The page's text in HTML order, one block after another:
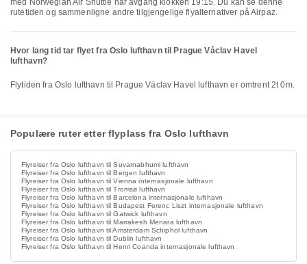
med Norwegian Air Shuttle har avgang klokken 19:15. Du kan se denne
rutetiden og sammenligne andre tilgjengelige flyalternativer på Airpaz.
Hvor lang tid tar flyet fra Oslo lufthavn til Prague Václav Havel
lufthavn?
Flytiden fra Oslo lufthavn til Prague Václav Havel lufthavn er omtrent 2t 0m.
Populære ruter etter flyplass fra Oslo lufthavn
Flyreiser fra Oslo lufthavn til Suvarnabhumi lufthavn
Flyreiser fra Oslo lufthavn til Bergen lufthavn
Flyreiser fra Oslo lufthavn til Vienna internasjonale lufthavn
Flyreiser fra Oslo lufthavn til Tromsø lufthavn
Flyreiser fra Oslo lufthavn til Barcelona internasjonale lufthavn
Flyreiser fra Oslo lufthavn til Budapest Ferenc Liszt internasjonale lufthavn
Flyreiser fra Oslo lufthavn til Gatwick lufthavn
Flyreiser fra Oslo lufthavn til Marrakesh Menara lufthavn
Flyreiser fra Oslo lufthavn til Amsterdam Schiphol lufthavn
Flyreiser fra Oslo lufthavn til Dublin lufthavn
Flyreiser fra Oslo lufthavn til Henri Coanda internasjonale lufthavn